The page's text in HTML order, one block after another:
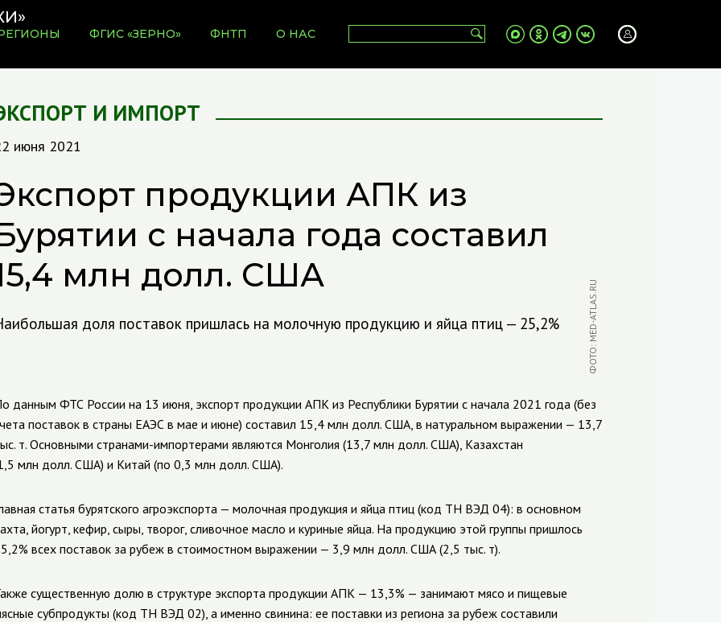
ФГИС «ЗЕРНО» ФНТП О НАС
И ИМПОРТ
июня 2021
продукции АПК из
с начала года составил
млн долл. США
доля поставок пришлась на молочную продукцию и яйца птиц — 25,2% ФОТО: MED-ATLAS.RU
данным ФТС России на 13 июня, экспорт продукции АПК из Республики Бурятии с начала 2021 года (без
поставок в страны ЕАЭС в мае и июне) составил 15,4 млн долл. США, в натуральном выражении — 13,7
т. Основными странами-импортерами являются Монголия (13,7 млн долл. США), Казахстан
млн долл. США) и Китай (по 0,3 млн долл. США).
статья бурятского агроэкспорта — молочная продукция и яйца птиц (код ТН ВЭД 04): в основном
йогурт, кефир, сыры, творог, сливочное масло и куриные яйца. На продукцию этой группы пришлось
всех поставок за рубеж в стоимостном выражении — 3,9 млн долл. США (2,5 тыс. т).
существенную долю в структуре экспорта продукции АПК — 13,3% — занимают мясо и пищевые
субпродукты (код ТН ВЭД 02), а именно свинина: ее поставки из региона за рубеж составили